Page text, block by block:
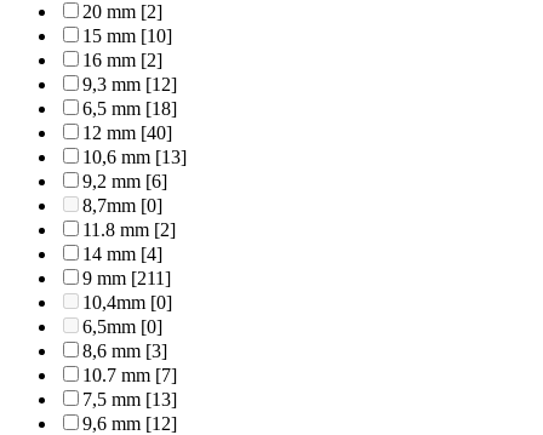
20 mm [2]
15 mm [10]
16 mm [2]
9,3 mm [12]
6,5 mm [18]
12 mm [40]
10,6 mm [13]
9,2 mm [6]
8,7mm [0]
11.8 mm [2]
14 mm [4]
9 mm [211]
10,4mm [0]
6,5mm [0]
8,6 mm [3]
10.7 mm [7]
7,5 mm [13]
9,6 mm [12]